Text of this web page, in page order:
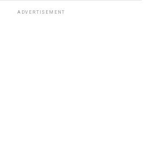
ADVERTISEMENT